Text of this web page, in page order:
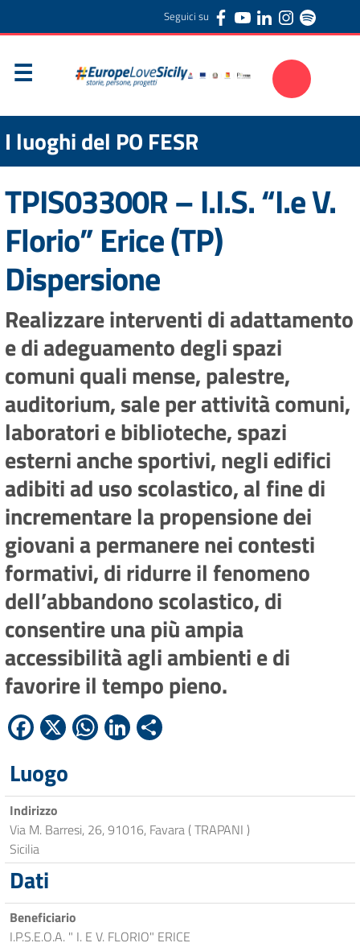
Seguici su
I luoghi del PO FESR
TPIS03300R – I.I.S. “I.e V.
Florio” Erice (TP)
Dispersione
Realizzare interventi di adattamento
e di adeguamento degli spazi
comuni quali mense, palestre,
auditorium, sale per attività comuni,
laboratori e biblioteche, spazi
esterni anche sportivi, negli edifici
adibiti ad uso scolastico, al fine di
incrementare la propensione dei
giovani a permanere nei contesti
formativi, di ridurre il fenomeno
dell’abbandono scolastico, di
consentire una più ampia
accessibilità agli ambienti e di
favorire il tempo pieno.
Facebook
X WhatsApp
LinkedIn
Luogo
Indirizzo
Via M. Barresi, 26, 91016, Favara ( TRAPANI )
Sicilia
Dati
Beneficiario
I.P.S.E.O.A. " I. E V. FLORIO" ERICE